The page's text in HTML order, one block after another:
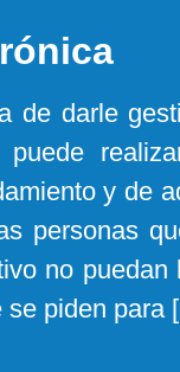
de darle
y de
personas
no
se piden para